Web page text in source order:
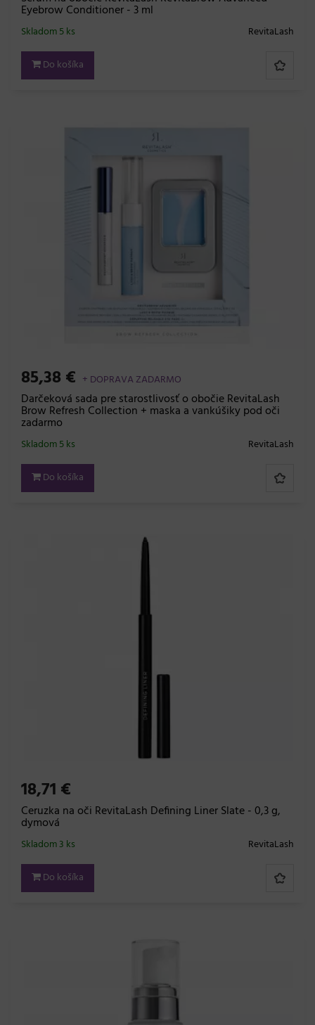
Eyebrow Conditioner - 3 ml
RevitaLash
Skladom 5 ks
Do košíka
85,38 € + DOPRAVA ZADARMO
Darčeková sada pre starostlivosť o obočie RevitaLash
Brow Refresh Collection + maska a vankúšiky pod oči
zadarmo
RevitaLash
Skladom 5 ks
Do košíka
18,71 €
Ceruzka na oči RevitaLash Defining Liner Slate - 0,3 g,
dymová
RevitaLash
Skladom 3 ks
Do košíka